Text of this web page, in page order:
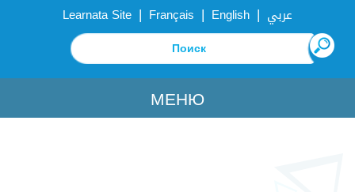
Learnata Site | Français | English | عربي
МЕНЮ